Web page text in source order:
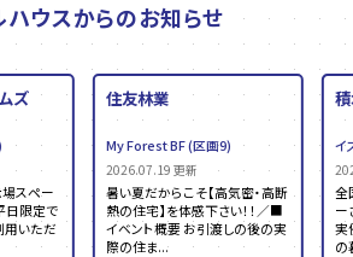
ハウスからのお知らせ
ズ
スペー
日限定で
用いただ
住友林業
My Forest BF(区画9)
2026.07.19 更新
暑い夏だからこそ【高気密・高断
熱の住宅】を体感下さい！！／■
イベント概要 お引渡しの後の実
際の住ま...
イ
全
ー
実
の